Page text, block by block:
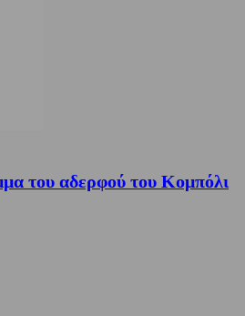
του αδερφού του Κομπόλι